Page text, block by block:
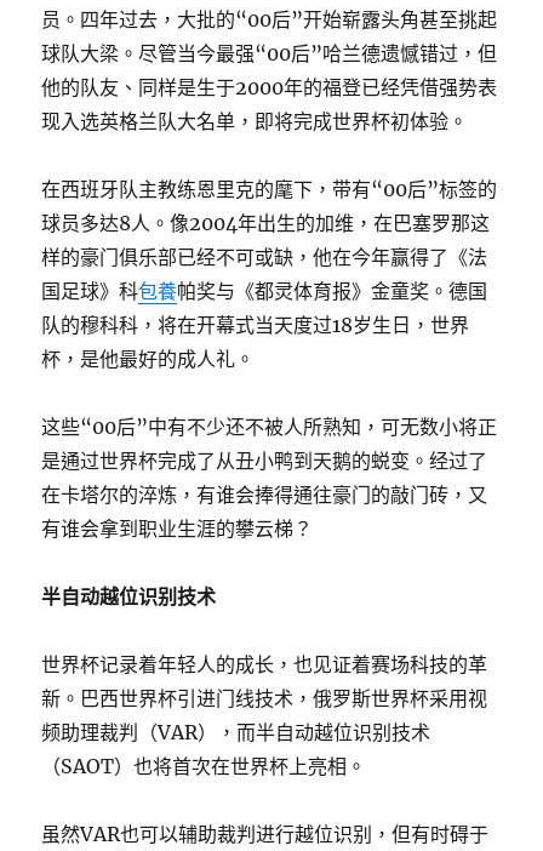
员。四年过去，大批的“00后”开始崭露头角甚至挑起
球队大梁。尽管当今最强“00后”哈兰德遗憾错过，但
他的队友、同样是生于2000年的福登已经凭借强势表
现入选英格兰队大名单，即将完成世界杯初体验。
在西班牙队主教练恩里克的麾下，带有“00后”标签的
球员多达8人。像2004年出生的加维，在巴塞罗那这
样的豪门俱乐部已经不可或缺，他在今年赢得了《法
国足球》科包養帕奖与《都灵体育报》金童奖。德国
队的穆科科，将在开幕式当天度过18岁生日，世界
杯，是他最好的成人礼。
这些“00后”中有不少还不被人所熟知，可无数小将正
是通过世界杯完成了从丑小鸭到天鹅的蜕变。经过了
在卡塔尔的淬炼，有谁会捧得通往豪门的敲门砖，又
有谁会拿到职业生涯的攀云梯？
半自动越位识别技术
世界杯记录着年轻人的成长，也见证着赛场科技的革
新。巴西世界杯引进门线技术，俄罗斯世界杯采用视
频助理裁判（VAR），而半自动越位识别技术
（SAOT）也将首次在世界杯上亮相。
虽然VAR也可以辅助裁判进行越位识别，但有时碍于